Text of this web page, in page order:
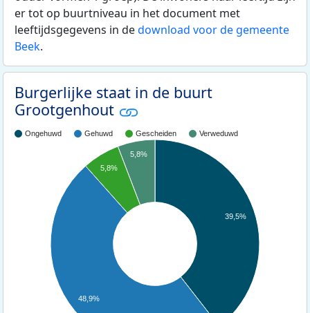
er tot op buurtniveau in het document met
leeftijdsgegevens in dedownload voor de gemeente
Beek.
Burgerlijke staat in de buurt
Grootgenhout
Ongehuwd Gehuwd Gescheiden Verweduwd
39,5%
5,8%
5,8%
48,9%